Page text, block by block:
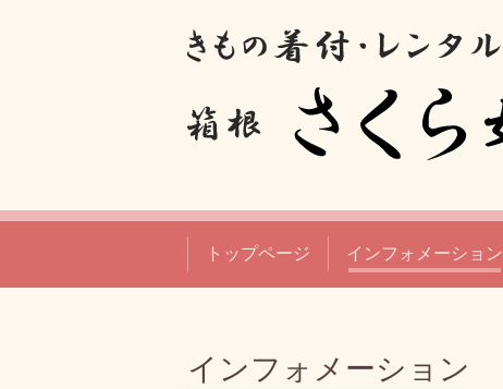
トップページ インフォメーション
インフォメーション